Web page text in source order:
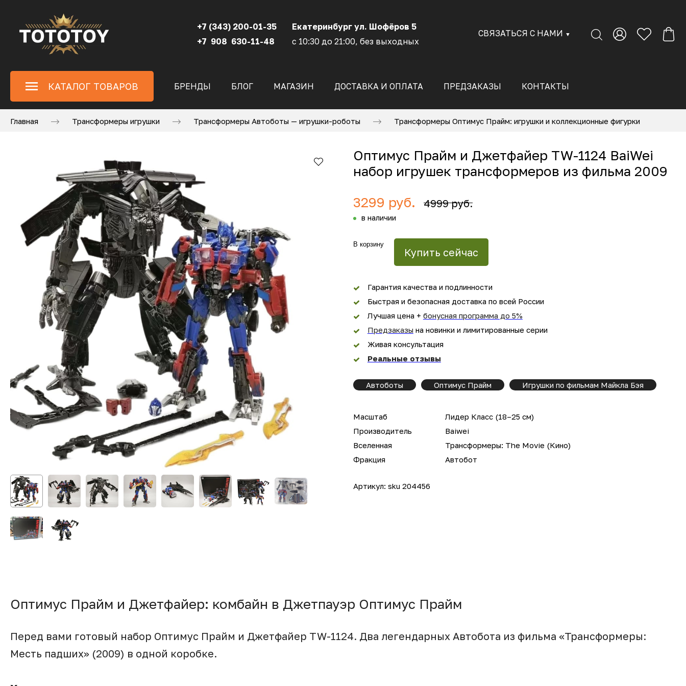
+7 (343) 200-01-35
+7 908 630-11-48
Екатеринбург ул. Шофёров 5
с 10:30 до 21:00, без выходных
СВЯЗАТЬСЯ С НАМИ ▼
КАТАЛОГ ТОВАРОВ БРЕНДЫ БЛОГ МАГАЗИН ДОСТАВКА И ОПЛАТА ПРЕДЗАКАЗЫ КОНТАКТЫ
Главная Трансформеры игрушки Трансформеры Автоботы — игрушки-роботы Трансформеры Оптимус Прайм: игрушки и коллекционные фигурки
Оптимус Прайм и Джетфайер TW-1124 BaiWei
набор игрушек трансформеров из фильма 2009
3299 руб.
4999 руб.
в наличии
В корзину
Купить сейчас
Гарантия качества и подлинности
Быстрая и безопасная доставка по всей России
Лучшая цена + бонусная программа до 5%
Предзаказы на новинки и лимитированные серии
Живая консультация
Реальные отзывы
Автоботы Оптимус Прайм Игрушки по фильмам Майкла Бэя
Масштаб
Лидер Класс (18–25 см)
Производитель
Baiwei
Вселенная
Трансформеры: The Movie (Кино)
Фракция
Автобот
Артикул: sku 204456
Оптимус Прайм и Джетфайер: комбайн в Джетпауэр Оптимус Прайм
Перед вами готовый набор Оптимус Прайм и Джетфайер TW-1124. Два легендарных Автобота из фильма «Трансформеры:
Месть падших» (2009) в одной коробке.